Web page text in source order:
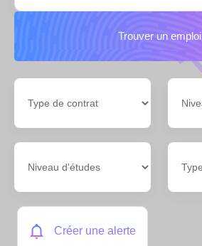
Trouver un emploi
Créer une alerte